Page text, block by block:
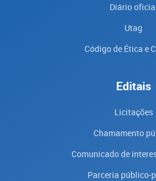
Diário
Utag
Código de Ética e
Editais
Licitações
Chamamento
Comunicado de
Parceria público-